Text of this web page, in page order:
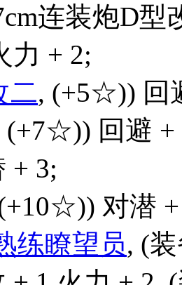
连装炮D型
力 + 2;
二, (+5☆)) 回
(+7☆)) 回避
+ 3;
对潜
练瞭望员, (